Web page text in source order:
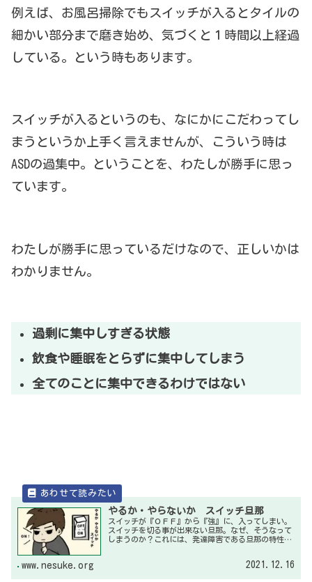
例えば、お風呂掃除でもスイッチが入るとタイルの
細かい部分まで磨き始め、気づくと１時間以上経過
している。という時もあります。
スイッチが入るというのも、なにかにこだわってし
まうというか上手く言えませんが、こういう時は
ASDの過集中。ということを、わたしが勝手に思っ
ています。
わたしが勝手に思っているだけなので、正しいかは
わかりません。
過剰に集中しすぎる状態
飲食や睡眠をとらずに集中してしまう
全てのことに集中できるわけではない
やるか・やらないか スイッチ旦那
スイッチが『ＯＦＦ』から『強』に、入ってしまい。
スイッチを切る事が出来ない旦那。なぜ、そうなって
しまうのか？これには、発達障害である旦那の特性が
www.nesuke.org 2021.12.16